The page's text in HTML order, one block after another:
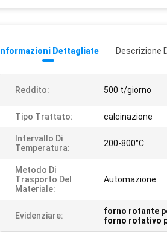
Informazioni Dettagliate Descrizione
Reddito: 500 t/giorno
Tipo Trattato: calcinazione
Intervallo Di
Temperatura:
200-800°C
Metodo Di
Trasporto Del
Materiale:
Automazione
Evidenziare: forno rotante
forno rotativo